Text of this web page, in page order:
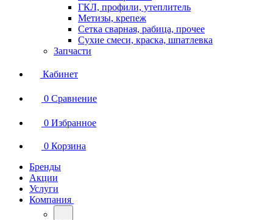
ГКЛ, профили, утеплитель
Метизы, крепеж
Сетка сварная, рабица, прочее
Сухие смеси, краска, шпатлевка
Запчасти
Кабинет
0 Сравнение
0 Избранное
0 Корзина
Бренды
Акции
Услуги
Компания